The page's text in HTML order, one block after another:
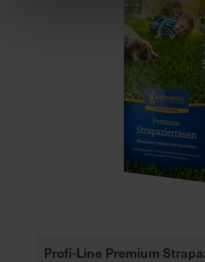
Profi-Line Premium